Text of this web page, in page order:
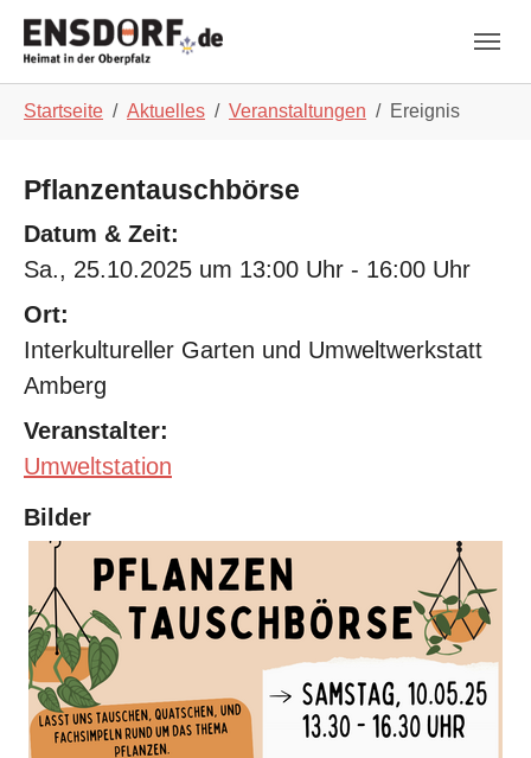
Startseite Aktuelles Veranstaltungen Ereignis
Pflanzentauschbörse
Datum & Zeit:
Sa., 25.10.2025 um 13:00 Uhr - 16:00 Uhr
Ort:
Interkultureller Garten und Umweltwerkstatt
Amberg
Veranstalter:
Umweltstation
Bilder